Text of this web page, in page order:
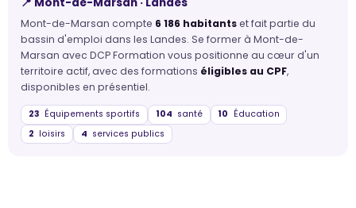
Mont-de-Marsan compte 6 186 habitantset fait partie du
bassin d'emploi dans les Landes. Se former à Mont-de-
Marsan avec DCP Formation vous positionne au cœur d'un
territoire actif, avec des formations éligibles au CPF,
disponibles en présentiel.
23 Équipements sportifs 104 santé 10 Éducation
2 loisirs 4 services publics